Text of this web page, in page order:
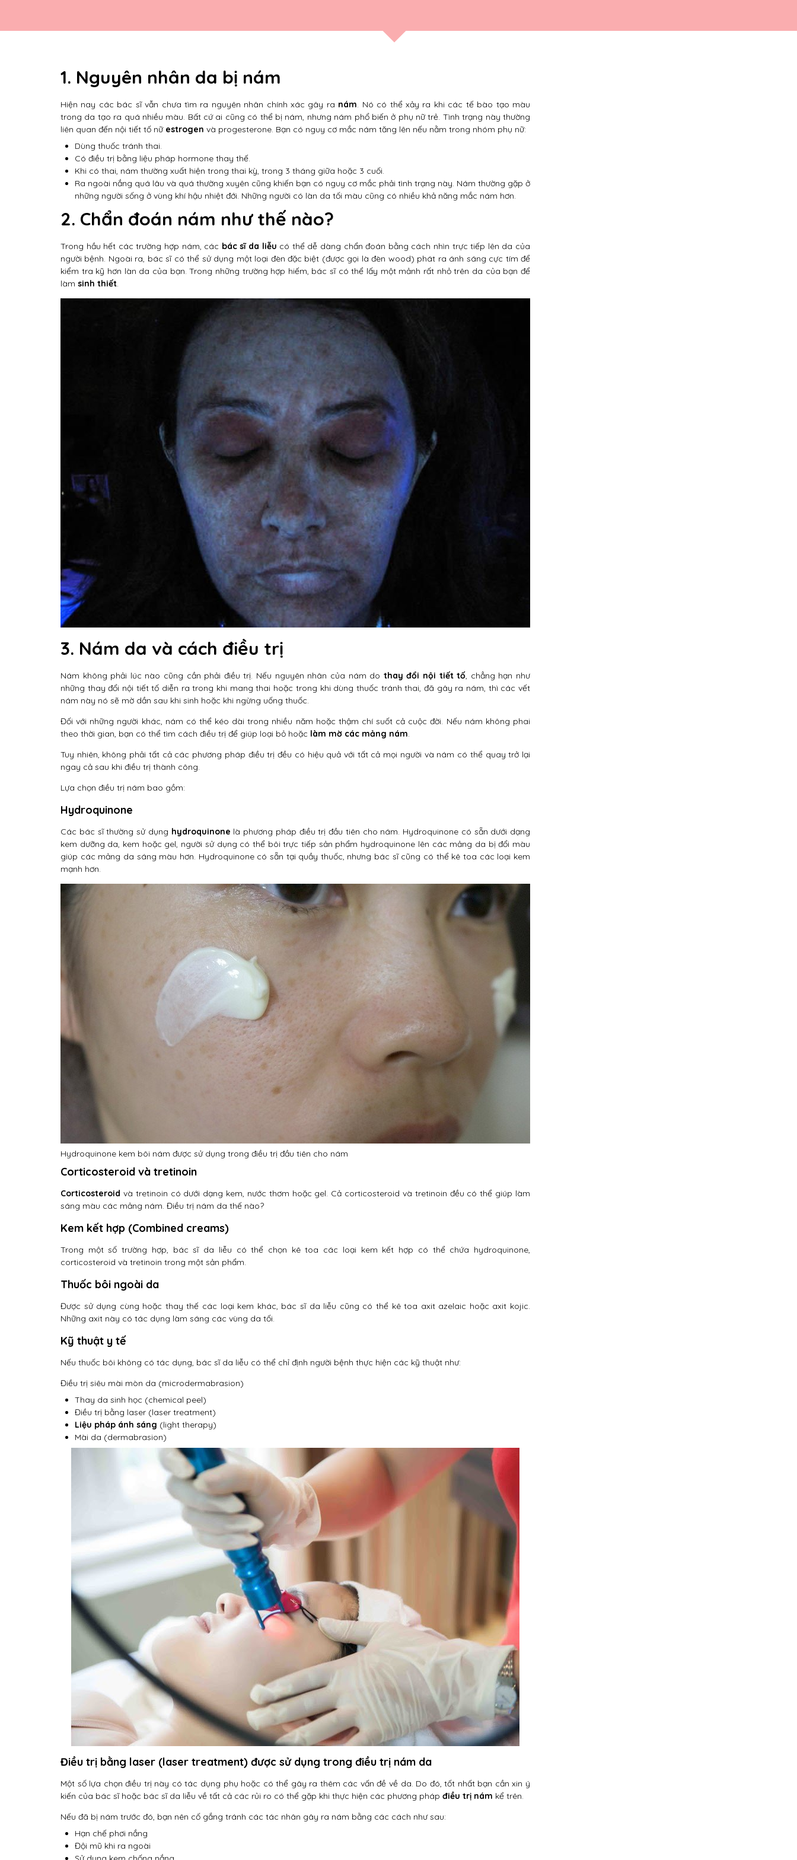
1. Nguyên nhân da bị nám
Hiện nay các bác sĩ vẫn chưa tìm ra nguyên nhân chính xác gây ra nám. Nó có thể xảy ra khi các tế bào tạo màu
trong da tạo ra quá nhiều màu. Bất cứ ai cũng có thể bị nám, nhưng nám phổ biến ở phụ nữ trẻ. Tình trạng này thường
liên quan đến nội tiết tố nữ estrogen và progesterone. Bạn có nguy cơ mắc nám tăng lên nếu nằm trong nhóm phụ nữ:
Dùng thuốc tránh thai.
Có điều trị bằng liệu pháp hormone thay thế.
Khi có thai, nám thường xuất hiện trong thai kỳ, trong 3 tháng giữa hoặc 3 cuối.
Ra ngoài nắng quá lâu và quá thường xuyên cũng khiến bạn có nguy cơ mắc phải tình trạng này. Nám thường gặp ở
những người sống ở vùng khí hậu nhiệt đới. Những người có làn da tối màu cũng có nhiều khả năng mắc nám hơn.
2. Chẩn đoán nám như thế nào?
Trong hầu hết các trường hợp nám, các bác sĩ da liễu có thể dễ dàng chẩn đoán bằng cách nhìn trực tiếp lên da của
người bệnh. Ngoài ra, bác sĩ có thể sử dụng một loại đèn đặc biệt (được gọi là đèn wood) phát ra ánh sáng cực tím để
kiểm tra kỹ hơn làn da của bạn. Trong những trường hợp hiếm, bác sĩ có thể lấy một mảnh rất nhỏ trên da của bạn để
làm sinh thiết.
3. Nám da và cách điều trị
Nám không phải lúc nào cũng cần phải điều trị. Nếu nguyên nhân của nám do thay đổi nội tiết tố, chẳng hạn như
những thay đổi nội tiết tố diễn ra trong khi mang thai hoặc trong khi dùng thuốc tránh thai, đã gây ra nám, thì các vết
nám này nó sẽ mờ dần sau khi sinh hoặc khi ngừng uống thuốc.
Đối với những người khác, nám có thể kéo dài trong nhiều năm hoặc thậm chí suốt cả cuộc đời. Nếu nám không phai
theo thời gian, bạn có thể tìm cách điều trị để giúp loại bỏ hoặc làm mờ các mảng nám.
Tuy nhiên, không phải tất cả các phương pháp điều trị đều có hiệu quả với tất cả mọi người và nám có thể quay trở lại
ngay cả sau khi điều trị thành công.
Lựa chọn điều trị nám bao gồm:
Hydroquinone
Các bác sĩ thường sử dụng hydroquinone là phương pháp điều trị đầu tiên cho nám. Hydroquinone có sẵn dưới dạng
kem dưỡng da, kem hoặc gel, người sử dụng có thể bôi trực tiếp sản phẩm hydroquinone lên các mảng da bị đổi màu
giúp các mảng da sáng màu hơn. Hydroquinone có sẵn tại quầy thuốc, nhưng bác sĩ cũng có thể kê toa các loại kem
mạnh hơn.
Hydroquinone kem bôi nám được sử dụng trong điều trị đầu tiên cho nám
Corticosteroid và tretinoin
Corticosteroid và tretinoin có dưới dạng kem, nước thơm hoặc gel. Cả corticosteroid và tretinoin đều có thể giúp làm
sáng màu các mảng nám. Điều trị nám da thế nào?
Kem kết hợp (Combined creams)
Trong một số trường hợp, bác sĩ da liễu có thể chọn kê toa các loại kem kết hợp có thể chứa hydroquinone,
corticosteroid và tretinoin trong một sản phẩm.
Thuốc bôi ngoài da
Được sử dụng cùng hoặc thay thế các loại kem khác, bác sĩ da liễu cũng có thể kê toa axit azelaic hoặc axit kojic.
Những axit này có tác dụng làm sáng các vùng da tối.
Kỹ thuật y tế
Nếu thuốc bôi không có tác dụng, bác sĩ da liễu có thể chỉ định người bệnh thực hiện các kỹ thuật như:
Điều trị siêu mài mòn da (microdermabrasion)
Thay da sinh học (chemical peel)
Điều trị bằng laser (laser treatment)
Liệu pháp ánh sáng (light therapy)
Mài da (dermabrasion)
Điều trị bằng laser (laser treatment) được sử dụng trong điều trị nám da
Một số lựa chọn điều trị này có tác dụng phụ hoặc có thể gây ra thêm các vấn đề về da. Do đó, tốt nhất bạn cần xin ý
kiến của bác sĩ hoặc bác sĩ da liễu về tất cả các rủi ro có thể gặp khi thực hiện các phương pháp điều trị nám kể trên.
Nếu đã bị nám trước đó, bạn nên cố gắng tránh các tác nhân gây ra nám bằng các cách như sau:
Hạn chế phơi nắng
Đội mũ khi ra ngoài